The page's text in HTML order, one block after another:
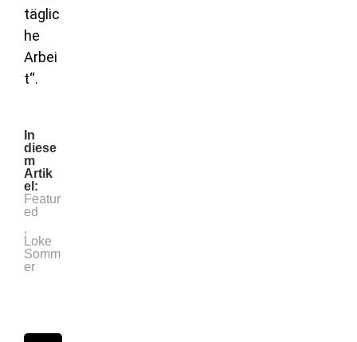
täglic
he
Arbei
t“.
In
diese
m
Artik
el:
Featur
ed
,
Loke
Somm
er